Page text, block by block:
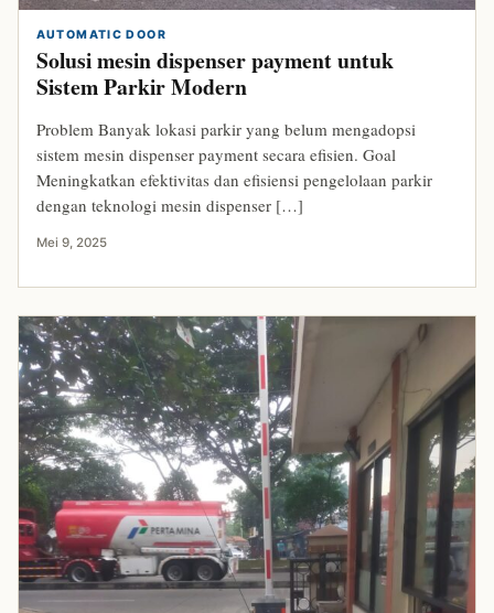
AUTOMATIC DOOR
Solusi mesin dispenser payment untuk
Sistem Parkir Modern
Problem Banyak lokasi parkir yang belum mengadopsi
sistem mesin dispenser payment secara efisien. Goal
Meningkatkan efektivitas dan efisiensi pengelolaan parkir
dengan teknologi mesin dispenser […]
Mei 9, 2025